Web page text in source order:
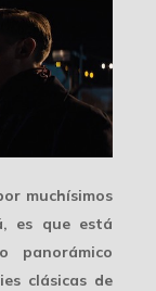
muchísimos
es que está
panorámico
clásicas de